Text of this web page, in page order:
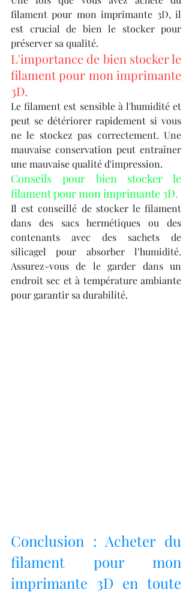
filament pour mon imprimante 3D, il
est crucial de bien le stocker pour
préserver sa qualité.
L'importance de bien stocker le
filament pour mon imprimante
3D.
Le filament est sensible à l'humidité et
peut se détériorer rapidement si vous
ne le stockez pas correctement. Une
mauvaise conservation peut entraîner
une mauvaise qualité d'impression.
Conseils pour bien stocker le
filament pour mon imprimante 3D.
Il est conseillé de stocker le filament
dans des sacs hermétiques ou des
contenants avec des sachets de
silicagel pour absorber l’humidité.
Assurez-vous de le garder dans un
endroit sec et à température ambiante
pour garantir sa durabilité.
Conclusion : Acheter du
filament pour mon
imprimante 3D en toute